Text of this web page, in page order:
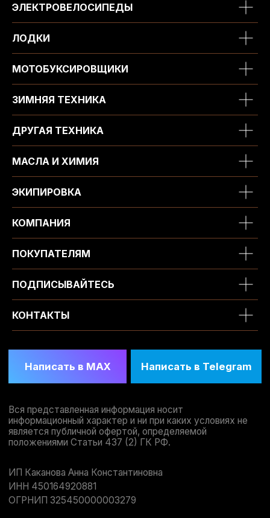
ЭЛЕКТРОВЕЛОСИПЕДЫ
ЛОДКИ
МОТОБУКСИРОВЩИКИ
ЗИМНЯЯ ТЕХНИКА
ДРУГАЯ ТЕХНИКА
МАСЛА И ХИМИЯ
ЭКИПИРОВКА
КОМПАНИЯ
ПОКУПАТЕЛЯМ
ПОДПИСЫВАЙТЕСЬ
КОНТАКТЫ